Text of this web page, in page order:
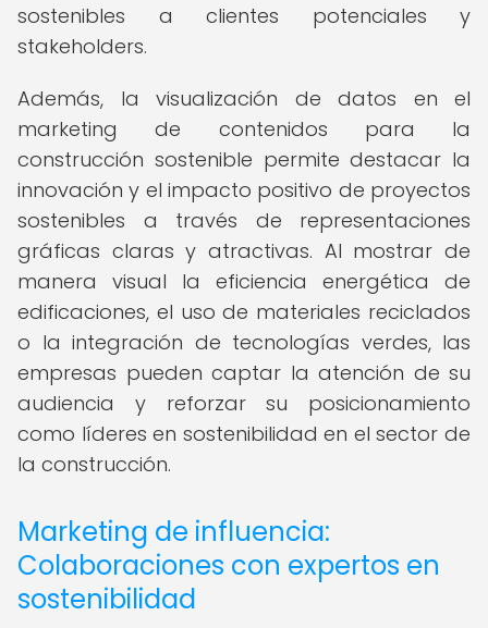
sostenibles a clientes potenciales y
stakeholders.
Además, la visualización de datos en el
marketing de contenidos para la
construcción sostenible permite destacar la
innovación y el impacto positivo de proyectos
sostenibles a través de representaciones
gráficas claras y atractivas. Al mostrar de
manera visual la eficiencia energética de
edificaciones, el uso de materiales reciclados
o la integración de tecnologías verdes, las
empresas pueden captar la atención de su
audiencia y reforzar su posicionamiento
como líderes en sostenibilidad en el sector de
la construcción.
Marketing de influencia:
Colaboraciones con expertos en
sostenibilidad